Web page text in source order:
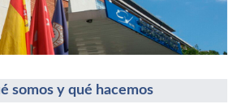
somos y qué hacemos